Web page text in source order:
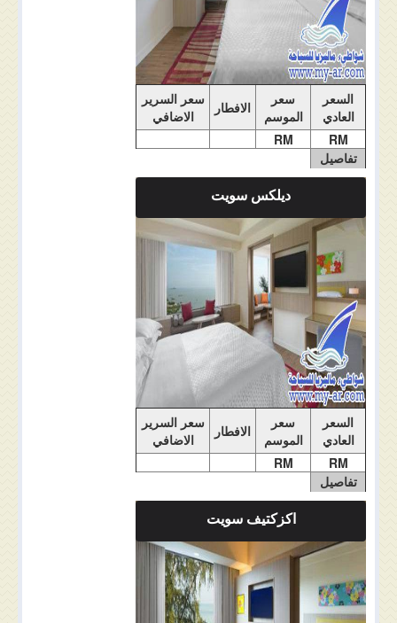
السعر
العادي
سعر
الموسم
الافطار
سعر السرير
الاضافي
RM
RM
تفاصيل
الغرفة
ديلكس سويت
السعر
العادي
سعر
الموسم
الافطار
سعر السرير
الاضافي
RM
RM
تفاصيل
الغرفة
ملاحضات الغرفة
اكزكتيف سويت
ملاحضات الغرفة